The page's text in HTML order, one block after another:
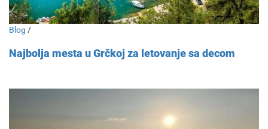
Blog /
Najbolja mesta u Grčkoj za letovanje sa decom